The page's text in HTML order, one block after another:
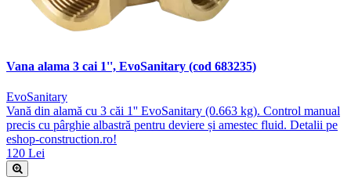
Vana alama 3 cai 1'', EvoSanitary (cod 683235)
EvoSanitary
Vană din alamă cu 3 căi 1'' EvoSanitary (0.663 kg). Control manual
precis cu pârghie albastră pentru deviere și amestec fluid. Detalii pe
eshop-construction.ro!
120 Lei